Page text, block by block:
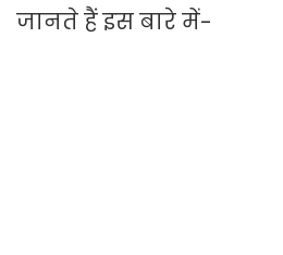
जानते हैं इस बारे में-